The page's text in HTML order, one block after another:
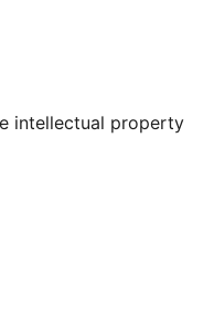
intellectual property